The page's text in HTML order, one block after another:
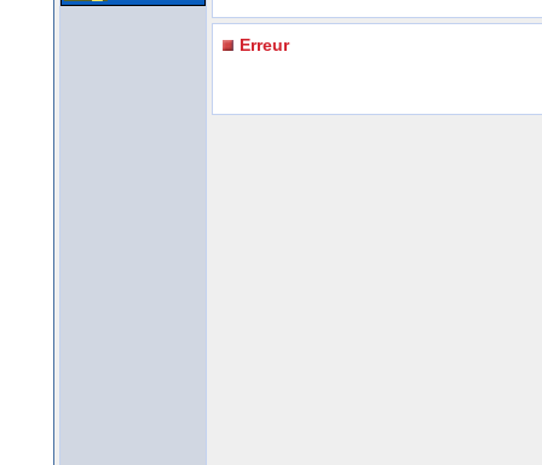
Erreur